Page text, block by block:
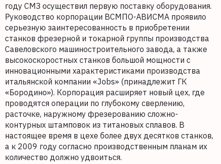
году СМЗ осуществил первую поставку оборудования.
Руководство корпорации ВСМПО-АВИСМА проявило
серьезную заинтересованность в приобретении
станков фрезерной и токарной группы производства
Савеловского машиностроительного завода, а также
высокоскоростных станков большой мощности с
инновационными характеристиками производства
итальянской компании «Jobs» (принадлежит ГК
«Бородино»). Корпорация расширяет новый цех, где
проводятся операции по глубокому сверлению,
расточке, наружному фрезерованию сложно-
контурных штамповок из титановых сплавов. В
настоящее время в цехе более двух десятков станков,
а к 2009 году согласно производственным планам их
количество должно удвоиться.